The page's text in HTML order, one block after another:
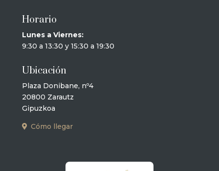
Horario
Lunes a Viernes:
9:30 a 13:30 y 15:30 a 19:30
Ubicación
Plaza Donibane, nº4
20800 Zarautz
Gipuzkoa
Cómo llegar